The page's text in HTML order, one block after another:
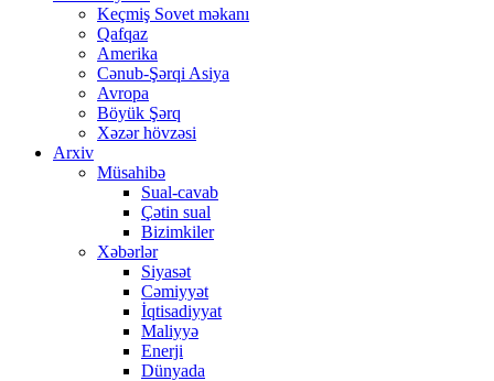
Keçmiş Sovet məkanı
Qafqaz
Amerika
Cənub-Şərqi Asiya
Avropa
Böyük Şərq
Xəzər hövzəsi
Arxiv
Müsahibə
Sual-cavab
Çətin sual
Bizimkiler
Xəbərlər
Siyasət
Cəmiyyət
İqtisadiyyat
Maliyyə
Enerji
Dünyada